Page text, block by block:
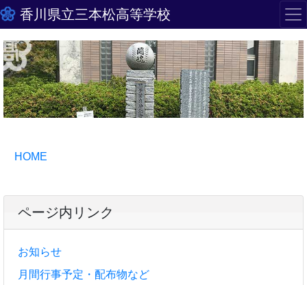
香川県立三本松高等学校
HOME
ページ内リンク
お知らせ
月間行事予定・配布物など